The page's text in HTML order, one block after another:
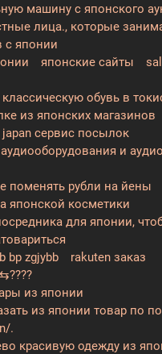
машину с японского
лица., которые
с японии
японские сайты
обувь в
из японских магазинов
japan сервис посылок
и
поменять рубли на йены
японской косметики
для японии,
bp zgjybb
rakuten заказ
из японии
из японии товар по
.
красивую одежду из